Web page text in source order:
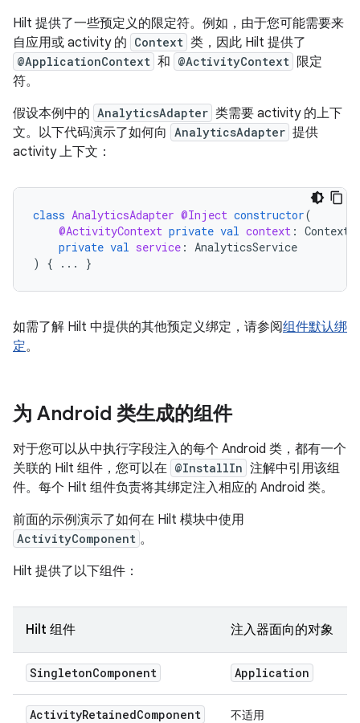
Hilt 提供了一些预定义的限定符。例如，由于您可能需要来
自应用或 activity 的 Context 类，因此 Hilt 提供了
@ApplicationContext 和 @ActivityContext 限定
符。
假设本例中的 AnalyticsAdapter 类需要 activity 的上下
文。以下代码演示了如何向 AnalyticsAdapter 提供
activity 上下文：
class AnalyticsAdapter @Inject constructor(
@ActivityContext private val context : Context
private val service : AnalyticsService
)
{ ... }
如需了解 Hilt 中提供的其他预定义绑定，请参阅组件默认绑
定。
为 Android 类生成的组件
对于您可以从中执行字段注入的每个 Android 类，都有一个
关联的 Hilt 组件，您可以在 @InstallIn 注解中引用该组
件。每个 Hilt 组件负责将其绑定注入相应的 Android 类。
前面的示例演示了如何在 Hilt 模块中使用
ActivityComponent 。
Hilt 提供了以下组件：
Hilt 组件 注入器面向的对象
SingletonComponent Application
ActivityRetainedComponent 不适用